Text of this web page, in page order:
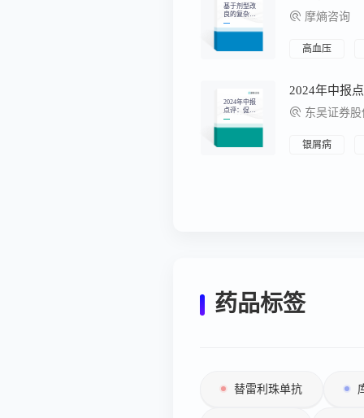
基于剂型改
良的复杂注
射剂分析-微
球篇
摩熵咨询
高血压
2024年中报
点评：促
性、精神、
诊断试剂板
东吴证券
银屑病
药品标签
替雷利珠单抗